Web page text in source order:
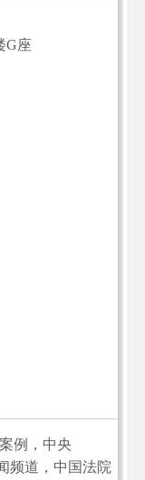
G座
例，中央
频道，中国法院